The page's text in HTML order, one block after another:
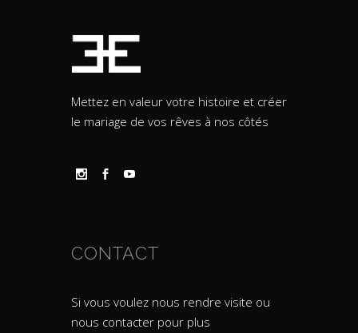
Mettez en valeur votre histoire et créer
le mariage de vos rêves à nos côtés
CONTACT
Si vous voulez nous rendre visite ou
nous contacter pour plus